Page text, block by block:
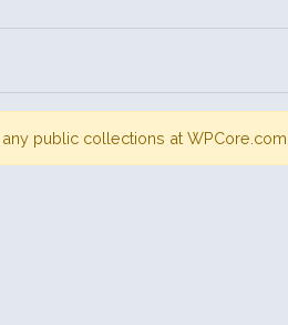
public collections at WPCore.com.